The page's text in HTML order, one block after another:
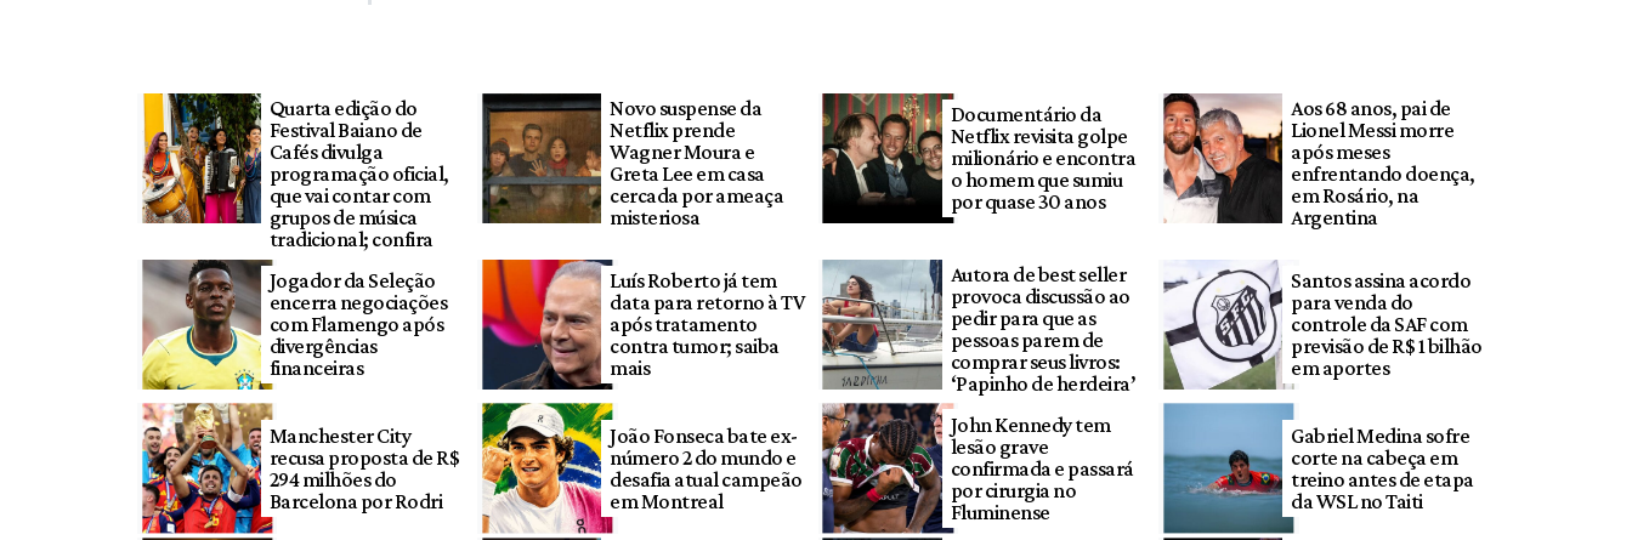
Quarta edição do
Festival Baiano de
Cafés divulga
programação oficial,
que vai contar com
grupos de música
tradicional; confira
Novo suspense da
Netflix prende
Wagner Moura e
Greta Lee em casa
cercada por ameaça
misteriosa
Documentário da
Netflix revisita golpe
milionário e encontra
o homem que sumiu
por quase 30 anos
Aos 68 anos, pai de
Lionel Messi morre
após meses
enfrentando doença,
em Rosário, na
Argentina
Jogador da Seleção
encerra negociações
com Flamengo após
divergências
financeiras
Luís Roberto já tem
data para retorno à TV
após tratamento
contra tumor; saiba
mais
Autora de best seller
provoca discussão ao
pedir para que as
pessoas parem de
comprar seus livros:
‘Papinho de herdeira’
Santos assina acordo
para venda do
controle da SAF com
previsão de R$ 1 bilhão
em aportes
Manchester City
recusa proposta de R$
294 milhões do
Barcelona por Rodri
João Fonseca bate ex-
número 2 do mundo e
desafia atual campeão
em Montreal
John Kennedy tem
lesão grave
confirmada e passará
por cirurgia no
Fluminense
Gabriel Medina sofre
corte na cabeça em
treino antes de etapa
da WSL no Taiti